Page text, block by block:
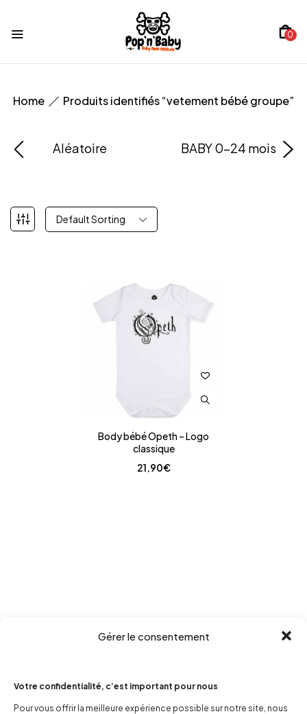
Gérer le consentement
Votre confidentialité, c’est important pour nous
Pour vous offrir la meilleure expérience possible sur notre site, nous
0
Home Produits identifiés “vetement bébé groupe”
Aléatoire BABY 0-24 mois
Default Sorting
Body bébé Opeth – Logo
classique
21,90€